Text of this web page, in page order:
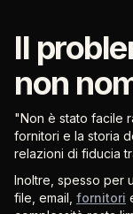
Il
non
"Non è stato facile
fornitori e la storia
relazioni di fiducia
Inoltre, spesso per
file, email, fornitori